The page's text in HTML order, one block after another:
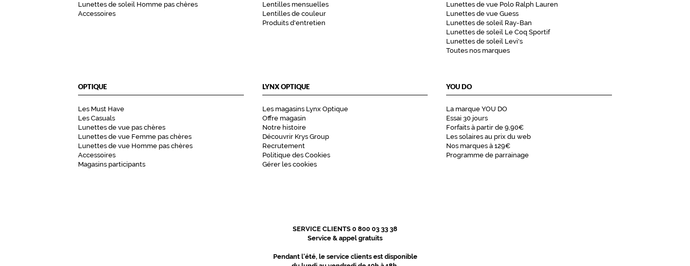
Lunettes de soleil Homme pas chères
Accessoires
Lentilles mensuelles
Lentilles de couleur
Produits d'entretien
Lunettes de vue Polo Ralph Lauren
Lunettes de vue Guess
Lunettes de soleil Ray-Ban
Lunettes de soleil Le Coq Sportif
Lunettes de soleil Levi's
Toutes nos marques
OPTIQUE
Les Must Have
Les Casuals
Lunettes de vue pas chères
Lunettes de vue Femme pas chères
Lunettes de vue Homme pas chères
Accessoires
Magasins participants
LYNX OPTIQUE
Les magasins Lynx Optique
Offre magasin
Notre histoire
Découvrir Krys Group
Recrutement
Politique des Cookies
Gérer les cookies
YOU DO
La marque YOU DO
Essai 30 jours
Forfaits à partir de 9,90€
Les solaires au prix du web
Nos marques à 129€
Programme de parrainage
SERVICE CLIENTS 0 800 03 33 38
Service & appel gratuits
Pendant l'été, le service clients est disponible